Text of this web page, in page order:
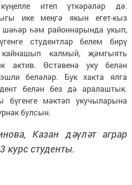
итеп үткәрәләр дә.
ике меңгә якын егет-кыз
шәһәр һәм районнарында укып,
студентлар белем бирү
калмый, җәмгыять
актив. Өстәвенә уку белән
беләләр. Бук хакта ялга
белән без дә аралаштык.
мәктәп укучыларына
булсын.
Казан дәүләт аграр
курс студенты.